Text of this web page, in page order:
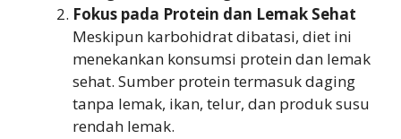
Fokus pada Protein dan Lemak Sehat
Meskipun karbohidrat dibatasi, diet ini
menekankan konsumsi protein dan lemak
sehat. Sumber protein termasuk daging
tanpa lemak, ikan, telur, dan produk susu
rendah lemak.